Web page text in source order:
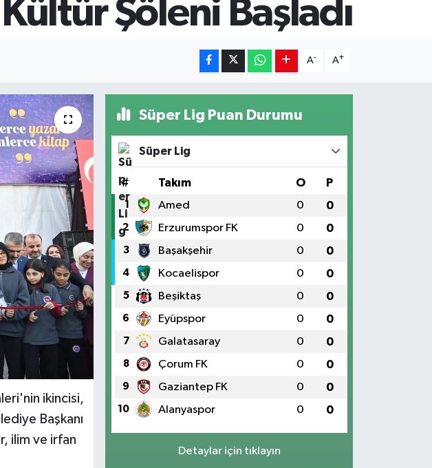
Şöleni Başladı
A- A+
ikincisi,
Başkanı
ilim ve irfan
Süper Lig Puan Durumu
Süper Lig
# Takım O P
1 Amed 0 0
2 Erzurumspor FK 0 0
3 Başakşehir 0 0
4 Kocaelispor 0 0
5 Beşiktaş 0 0
6 Eyüpspor 0 0
7 Galatasaray 0 0
8 Çorum FK 0 0
9 Gaziantep FK 0 0
10 Alanyaspor 0 0
Detaylar için tıklayın